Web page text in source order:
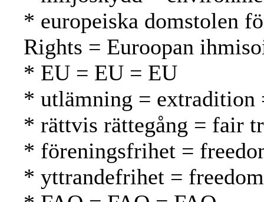
* europeiska domstolen
Rights = Euroopan
* EU = EU = EU
* utlämning = extradition
* rättvis rättegång = fair
* föreningsfrihet =
* yttrandefrihet =